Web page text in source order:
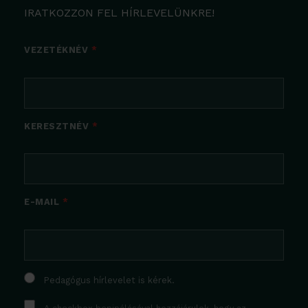
IRATKOZZON FEL HÍRLEVELÜNKRE!
VEZETÉKNÉV
KERESZTNÉV
E-MAIL
Pedagógus hírlevelet is kérek.